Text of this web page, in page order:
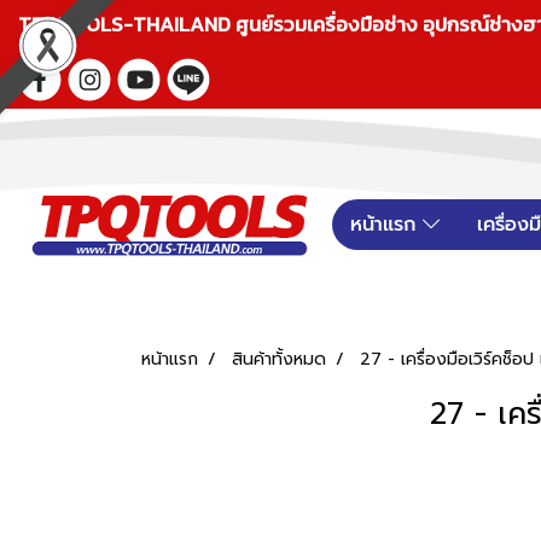
TPQTOOLS-THAILAND ศูนย์รวมเครื่องมือช่าง อุปกรณ์ช่าง
หน้าแรก เครื่อง
หน้าแรก สินค้าทั้งหมด 27 - เครื่องมือเวิร์คช็อป
27 - เค